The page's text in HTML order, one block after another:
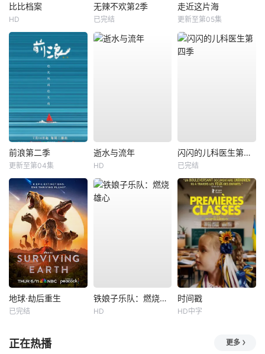
比比档案
HD
无辣不欢第2季
已完结
走近这片海
更新至第05集
前浪第二季
更新至第04集
逝水与流年
HD
闪闪的儿科医生第四季
已完结
地球·劫后重生
已完结
铁娘子乐队：燃烧雄心
HD
时间戳
HD中字
正在热播 更多